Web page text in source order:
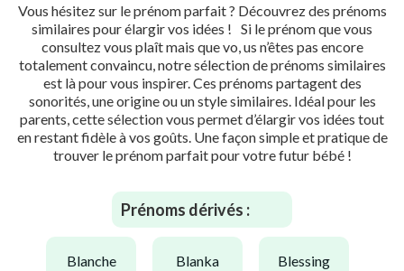
Vous hésitez sur le prénom parfait ? Découvrez des prénoms
similaires pour élargir vos idées ! Si le prénom que vous
consultez vous plaît mais que vo, us n’êtes pas encore
totalement convaincu, notre sélection de prénoms similaires
est là pour vous inspirer. Ces prénoms partagent des
sonorités, une origine ou un style similaires. Idéal pour les
parents, cette sélection vous permet d’élargir vos idées tout
en restant fidèle à vos goûts. Une façon simple et pratique de
trouver le prénom parfait pour votre futur bébé !
Prénoms dérivés :
blanche blanka blessing